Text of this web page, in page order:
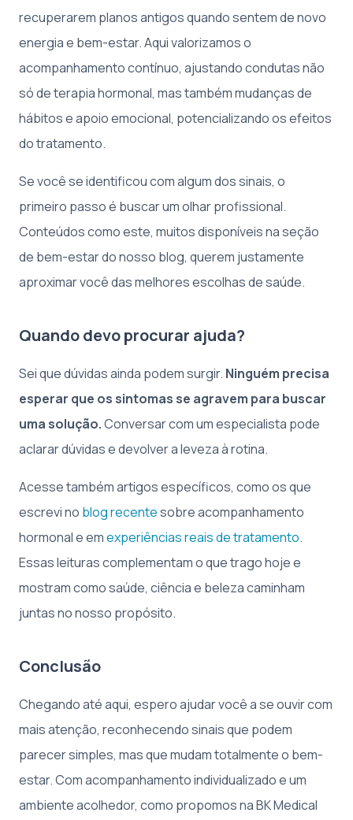
recuperarem planos antigos quando sentem de novo
energia e bem-estar. Aqui valorizamos o
acompanhamento contínuo, ajustando condutas não
só de terapia hormonal, mas também mudanças de
hábitos e apoio emocional, potencializando os efeitos
do tratamento.
Se você se identificou com algum dos sinais, o
primeiro passo é buscar um olhar profissional.
Conteúdos como este, muitos disponíveis na seção
de bem-estar do nosso blog, querem justamente
aproximar você das melhores escolhas de saúde.
Quando devo procurar ajuda?
Sei que dúvidas ainda podem surgir. Ninguém precisa
esperar que os sintomas se agravem para buscar
uma solução.Conversar com um especialista pode
aclarar dúvidas e devolver a leveza à rotina.
Acesse também artigos específicos, como os que
escrevi no blog recentesobre acompanhamento
hormonal e emexperiências reais de tratamento.
Essas leituras complementam o que trago hoje e
mostram como saúde, ciência e beleza caminham
juntas no nosso propósito.
Conclusão
Chegando até aqui, espero ajudar você a se ouvir com
mais atenção, reconhecendo sinais que podem
parecer simples, mas que mudam totalmente o bem-
estar. Com acompanhamento individualizado e um
ambiente acolhedor, como propomos na BK Medical